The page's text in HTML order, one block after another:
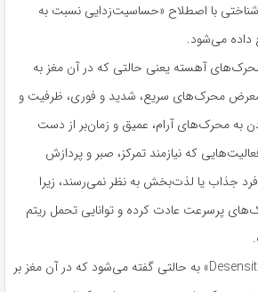
شناختی با اصطلاح «حساسیت‌زدایی نسبت به
می‌شود.
آهسته یعنی حالتی که در آن مغز به
معرض محرک‌های سریع، شدید و فوری، ظرفیت و
به محرک‌های آرام، عمیق و زمان‌بر از دست
که نیازمند تمرکز، صبر و پردازش
جذاب یا لذت‌بخش به نظر نمی‌رسند، زیرا
پرسرعت عادت کرده و توانایی تحمل ریتم
«Desensitization to slow stimuli» به حالتی گفته می‌شود که در آن مغز بر